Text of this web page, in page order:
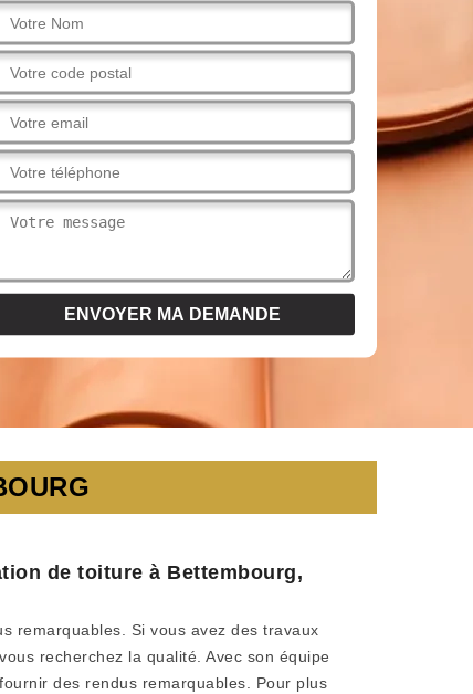
de toiture à Bettembourg,
remarquables. Si vous avez des travaux
recherchez la qualité. Avec son équipe
des rendus remarquables. Pour plus